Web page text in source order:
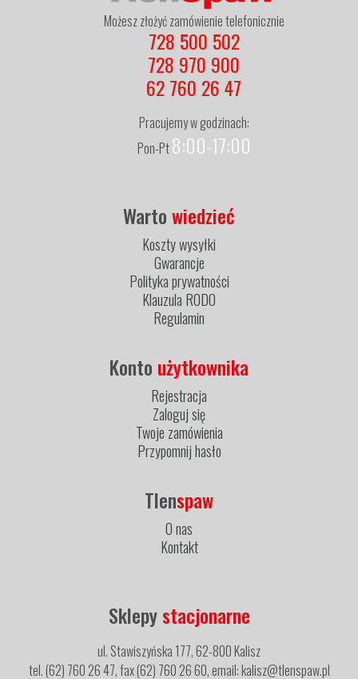
Możesz złożyć zamówienie telefonicznie
728 500 502
728 970 900
62 760 26 47
Pracujemy w godzinach:
Pon-Pt8:00-17:00
Wartowiedzieć
Koszty wysyłki
Gwarancje
Polityka prywatności
Klauzula RODO
Regulamin
Konto użytkownika
Rejestracja
Zaloguj się
Twoje zamówienia
Przypomnij hasło
Tlenspaw
O nas
Kontakt
Sklepystacjonarne
ul. Stawiszyńska 177, 62-800 Kalisz
tel. (62) 760 26 47, fax (62) 760 26 60, email: kalisz@tlenspaw.pl